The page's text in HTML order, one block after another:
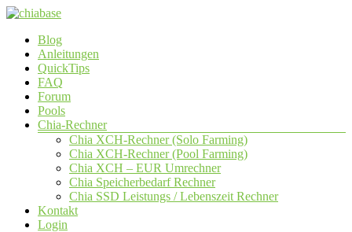
Zum
springen
chiabase
CHIA
Info-
Community
Seite
Menü
Blog
Anleitungen
QuickTips
FAQ
Forum
Pools
Chia-Rechner
Chia XCH-Rechner (Solo Farming)
Chia XCH-Rechner (Pool Farming)
Chia XCH – EUR Umrechner
Chia Speicherbedarf Rechner
Chia SSD Leistungs / Lebenszeit Rechner
Kontakt
Login